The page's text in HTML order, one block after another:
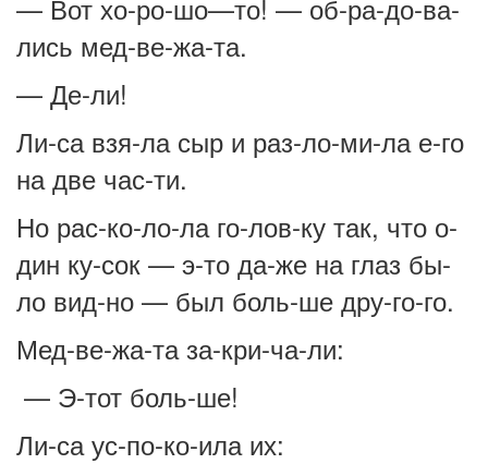
— Вот хо-ро-шо—то! — об-ра-до-ва-
лись мед-ве-жа-та.
— Де-ли!
Ли-са взя-ла сыр и раз-ло-ми-ла е-го
на две час-ти.
Но рас-ко-ло-ла го-лов-ку так, что о-
дин ку-сок — э-то да-же на глаз бы-
ло вид-но — был боль-ше дру-го-го.
Мед-ве-жа-та за-кри-ча-ли:
— Э-тот боль-ше!
Ли-са ус-по-ко-ила их: